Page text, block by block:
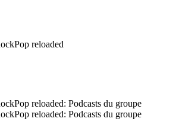
reloaded
reloaded: Podcasts du groupe
reloaded: Podcasts du groupe